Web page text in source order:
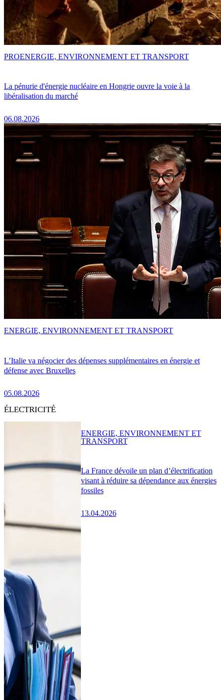
La pénurie d'énergie nucléaire en Hongrie ouvre la voie à la
libéralisation du marché
06.08.2026
PROENERGIE, ENVIRONNEMENT ET TRANSPORT
L’Italie va négocier des dépenses supplémentaires en énergie et
défense avec Bruxelles
05.08.2026
ENERGIE, ENVIRONNEMENT ET TRANSPORT
ÉLECTRICITÉ
La France dévoile un plan d’électrification
visant à réduire sa dépendance aux énergies
fossiles
13.04.2026
ENERGIE, ENVIRONNEMENT ET
TRANSPORT